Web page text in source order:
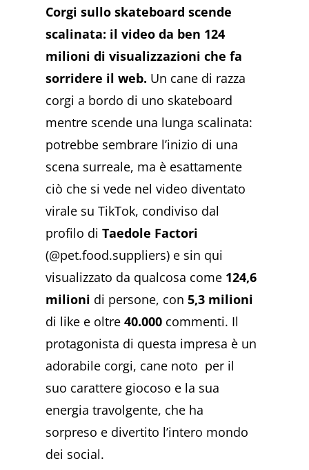
Corgi sullo skateboard scende
scalinata: il video da ben 124
milioni di visualizzazioni che fa
sorridere il web. Un cane di razza
corgi a bordo di uno skateboard
mentre scende una lunga scalinata:
potrebbe sembrare l’inizio di una
scena surreale, ma è esattamente
ciò che si vede nel video diventato
virale su TikTok, condiviso dal
profilo diTaedole Factori
(@pet.food.suppliers) e sin qui
visualizzato da qualcosa come 124,6
milioni di persone, con5,3 milioni
di like e oltre40.000 commenti. Il
protagonista di questa impresa è un
adorabile corgi, cane noto per il
suo carattere giocoso e la sua
energia travolgente, che ha
sorpreso e divertito l’intero mondo
dei social.